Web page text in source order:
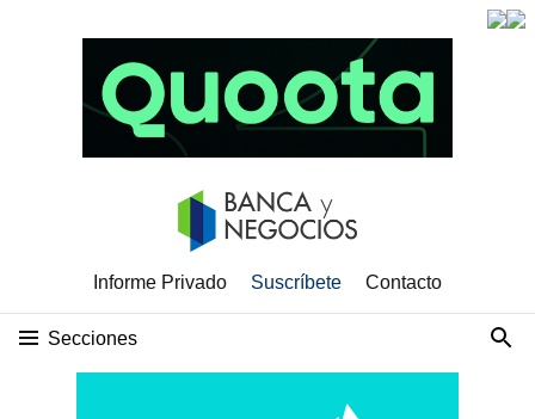
Informe Privado Suscríbete Contacto
Secciones